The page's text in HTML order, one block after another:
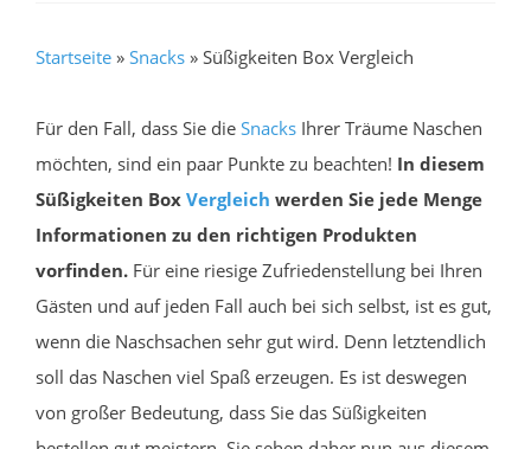
Startseite » Snacks » Süßigkeiten Box Vergleich
Für den Fall, dass Sie die Snacks Ihrer Träume Naschen
möchten, sind ein paar Punkte zu beachten! In diesem
Süßigkeiten Box Vergleich werden Sie jede Menge
Informationen zu den richtigen Produkten
vorfinden. Für eine riesige Zufriedenstellung bei Ihren
Gästen und auf jeden Fall auch bei sich selbst, ist es gut,
wenn die Naschsachen sehr gut wird. Denn letztendlich
soll das Naschen viel Spaß erzeugen. Es ist deswegen
von großer Bedeutung, dass Sie das Süßigkeiten